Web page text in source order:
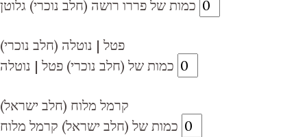
כמות של פררו רושה (חלב נוכרי) גלוטן
(חלב נוכרי) פטל | נוטלה
כמות של (חלב נוכרי) פטל | נוטלה
(חלב ישראל) קרמל מלוח
כמות של (חלב ישראל) קרמל מלוח